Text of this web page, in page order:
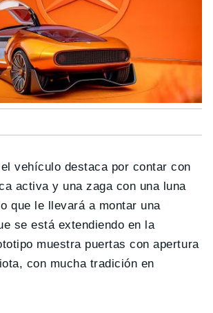
vehículo destaca por contar con
activa y una zaga con una luna
que le llevará a montar una
se está extendiendo en la
muestra puertas con apertura
con mucha tradición en